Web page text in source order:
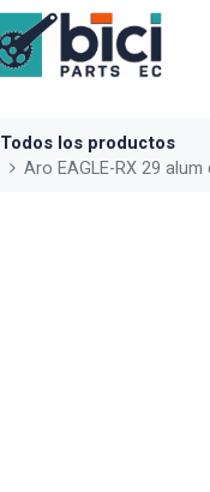
Todos los productos
Aro EAGLE-RX 29